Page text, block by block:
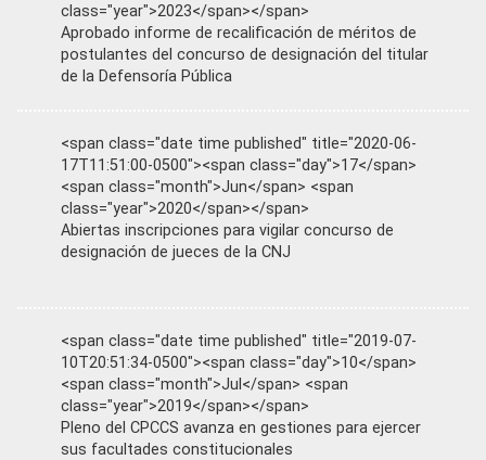
class="year">2023</span></span>
Aprobado informe de recalificación de méritos de
postulantes del concurso de designación del titular
de la Defensoría Pública
<span class="date time published" title="2020-06-
17T11:51:00-0500"><span class="day">17</span>
<span class="month">Jun</span> <span
class="year">2020</span></span>
Abiertas inscripciones para vigilar concurso de
designación de jueces de la CNJ
<span class="date time published" title="2019-07-
10T20:51:34-0500"><span class="day">10</span>
<span class="month">Jul</span> <span
class="year">2019</span></span>
Pleno del CPCCS avanza en gestiones para ejercer
sus facultades constitucionales